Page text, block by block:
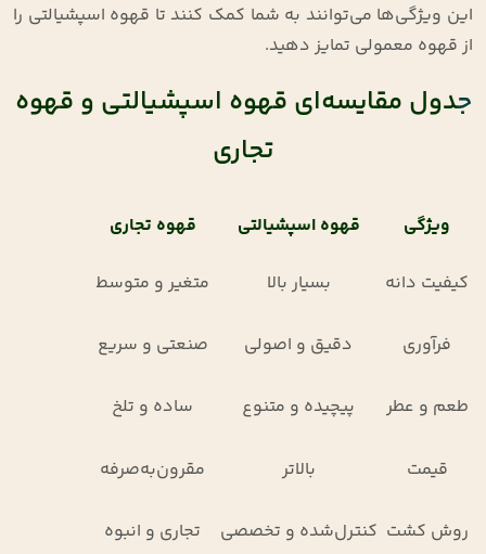
این ویژگی‌ها می‌توانند به شما کمک کنند تا قهوه اسپشیالتی را
از قهوه معمولی تمایز دهید.
جدول مقایسه‌ای قهوه اسپشیالتی و قهوه
تجاری
ویژگی قهوه اسپشیالتی قهوه تجاری
کیفیت دانه بسیار بالا متغیر و متوسط
فرآوری دقیق و اصولی صنعتی و سریع
طعم و عطر پیچیده و متنوع ساده و تلخ
قیمت بالاتر مقرون‌به‌صرفه
روش کشت کنترل‌شده و تخصصی تجاری و انبوه